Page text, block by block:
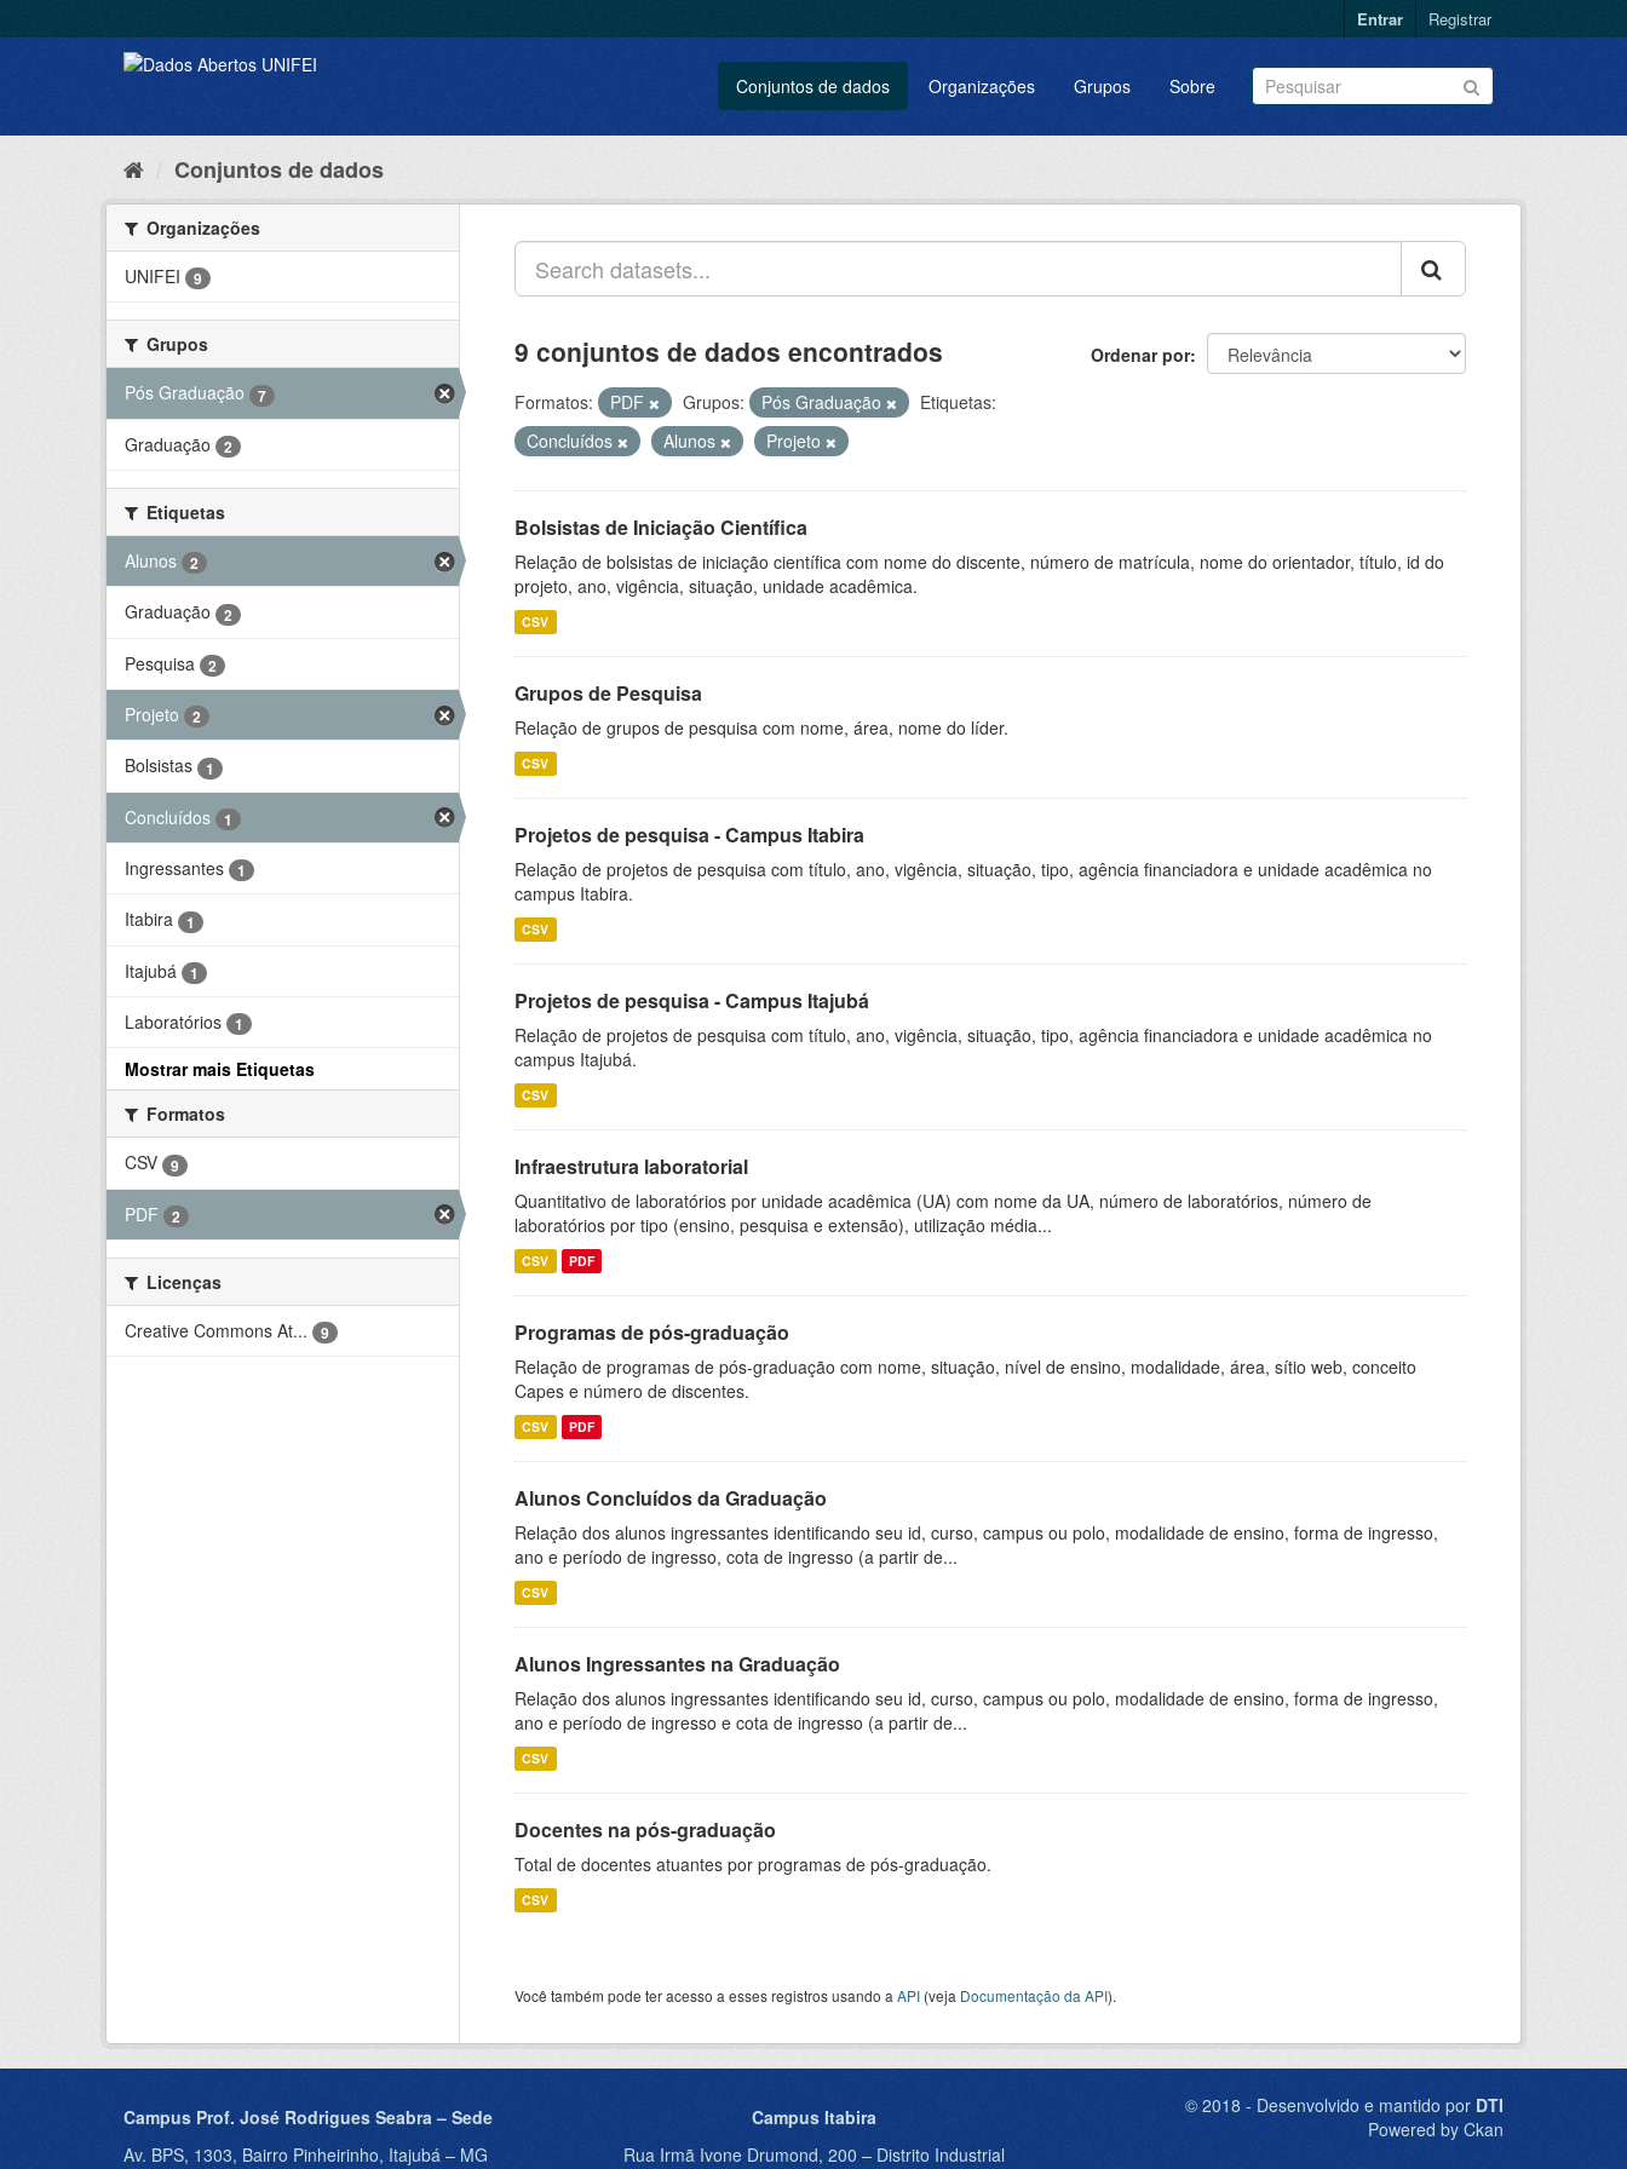
Entrar Registrar
Conjuntos de dados Organizações Grupos Sobre
Conjuntos de dados
Organizações
UNIFEI
9
Grupos
Pós Graduação
7
Graduação 2
Etiquetas
Alunos
2
Graduação 2
Pesquisa 2
Projeto 2
Bolsistas 1
Concluídos 1
Ingressantes 1
Itabira 1
Itajubá 1
Laboratórios 1
Mostrar mais Etiquetas
Formatos
CSV
9
PDF 2
Licenças
Creative Commons At...
9
Ordenar por
9 conjuntos de dados encontrados
Formatos: PDF Grupos: Pós Graduação
Etiquetas:
Concluídos
Alunos Projeto
Bolsistas de Iniciação Científica
Relação de bolsistas de iniciação científica com nome do discente, número de matrícula, nome do orientador, título, id do
projeto, ano, vigência, situação, unidade acadêmica.
CSV
Grupos de Pesquisa
Relação de grupos de pesquisa com nome, área, nome do líder.
CSV
Projetos de pesquisa - Campus Itabira
Relação de projetos de pesquisa com título, ano, vigência, situação, tipo, agência financiadora e unidade acadêmica no
campus Itabira.
CSV
Projetos de pesquisa - Campus Itajubá
Relação de projetos de pesquisa com título, ano, vigência, situação, tipo, agência financiadora e unidade acadêmica no
campus Itajubá.
CSV
Infraestrutura laboratorial
Quantitativo de laboratórios por unidade acadêmica (UA) com nome da UA, número de laboratórios, número de
laboratórios por tipo (ensino, pesquisa e extensão), utilização média...
CSV PDF
Programas de pós-graduação
Relação de programas de pós-graduação com nome, situação, nível de ensino, modalidade, área, sítio web, conceito
Capes e número de discentes.
CSV PDF
Alunos Concluídos da Graduação
Relação dos alunos ingressantes identificando seu id, curso, campus ou polo, modalidade de ensino, forma de ingresso,
ano e período de ingresso, cota de ingresso (a partir de...
CSV
Alunos Ingressantes na Graduação
Relação dos alunos ingressantes identificando seu id, curso, campus ou polo, modalidade de ensino, forma de ingresso,
ano e período de ingresso e cota de ingresso (a partir de...
CSV
Docentes na pós-graduação
Total de docentes atuantes por programas de pós-graduação.
CSV
Você também pode ter acesso a esses registros usando a API (veja Documentação da API).
Campus Prof. José Rodrigues Seabra – Sede
Av. BPS, 1303, Bairro Pinheirinho, Itajubá – MG
Campus Itabira
Rua Irmã Ivone Drumond, 200 – Distrito Industrial
© 2018 - Desenvolvido e mantido por DTI
Powered by Ckan